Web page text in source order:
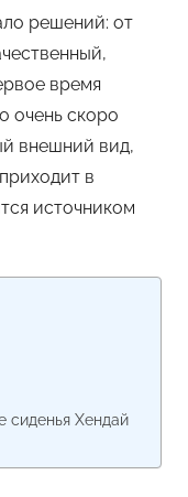
решений: от
время
очень скоро
внешний вид,
в
источником
сиденья Хендай